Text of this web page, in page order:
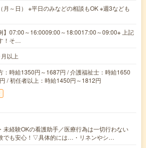
月～日） ※平日のみなどの相談もOK ※週3なども
】07:00～16:0009:00～18:0017:00～09:00※ 上記
！そ…
以上
：時給1350円～1687円 / 介護福祉士：時給1650
/ 初任者以上：時給1450円～1812円
未経験OKの看護助手／医療行為は一切行わない
でも安心！▽具体的には…・リネンやシ…